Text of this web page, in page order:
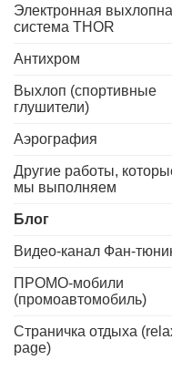
Электронная
система THOR
Антихром
Выхлоп (спортивные
глушители)
Аэрография
Другие работы,
мы выполняем
Блог
Видео-канал Фан-
ПРОМО-мобили
(промоавтомобиль)
Страничка отдыха
page)